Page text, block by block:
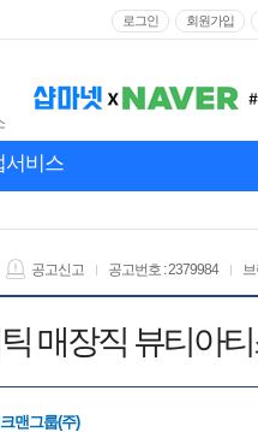
로그인 회원가입
서비스
공고번호 : 2379984
공고신고
매장직 뷰티아
맨그룹(주)